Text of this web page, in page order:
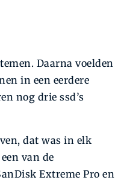
Daarna voelden
in een eerdere
nog drie ssd’s
dat was in elk
van de
Extreme Pro en